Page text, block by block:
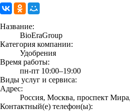
Название:
BioEraGroup
Категория компании:
Удобрения
Время работы:
пн-пт 10:00–19:00
Виды услуг и сервиса:
Адрес:
Россия, Москва, проспект
Контактный(е) телефон(ы):